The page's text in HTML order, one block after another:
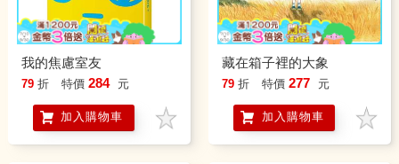
我的焦慮室友
79 折 特價 284 元
加入購物車
藏在箱子裡的大象
79 折 特價 277 元
加入購物車